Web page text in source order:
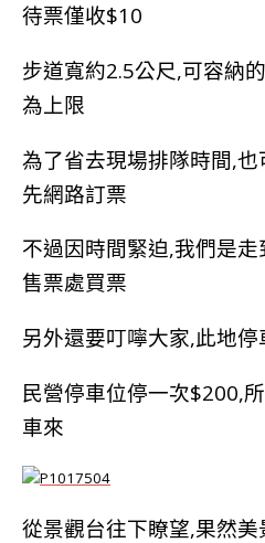
待票僅收$10
步道寬約2.5公尺,可容納
為上限
為了省去現場排隊時間,
先網路訂票
不過因時間緊迫,我們是
售票處買票
另外還要叮嚀大家,此地
民營停車位停一次$200,
車來
從景觀台往下瞭望,果然